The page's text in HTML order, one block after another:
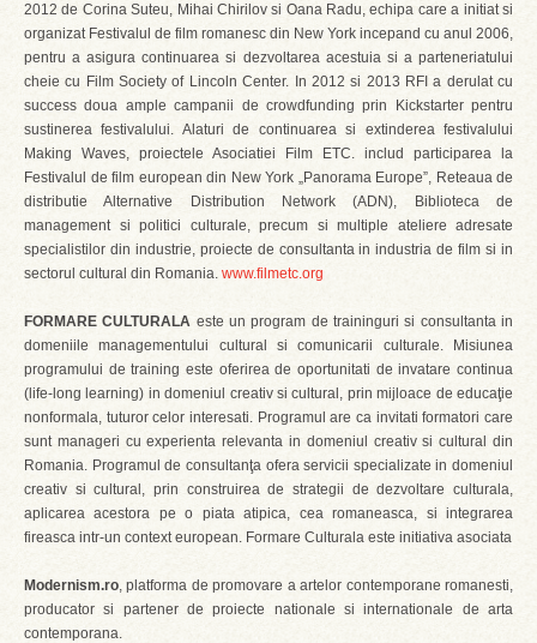
2012 de Corina Suteu, Mihai Chirilov si Oana Radu, echipa care a initiat si
organizat Festivalul de film romanesc din New York incepand cu anul 2006,
pentru a asigura continuarea si dezvoltarea acestuia si a parteneriatului
cheie cu Film Society of Lincoln Center. In 2012 si 2013 RFI a derulat cu
success doua ample campanii de crowdfunding prin Kickstarter pentru
sustinerea festivalului. Alaturi de continuarea si extinderea festivalului
Making Waves, proiectele Asociatiei Film ETC. includ participarea la
Festivalul de film european din New York „Panorama Europe”, Reteaua de
distributie Alternative Distribution Network (ADN), Biblioteca de
management si politici culturale, precum si multiple ateliere adresate
specialistilor din industrie, proiecte de consultanta in industria de film si in
sectorul cultural din Romania. www.filmetc.org
FORMARE CULTURALA este un program de traininguri si consultanta in
domeniile managementului cultural si comunicarii culturale. Misiunea
programului de training este oferirea de oportunitati de invatare continua
(life-long learning) in domeniul creativ si cultural, prin mijloace de educaţie
nonformala, tuturor celor interesati. Programul are ca invitati formatori care
sunt manageri cu experienta relevanta in domeniul creativ si cultural din
Romania. Programul de consultanţa ofera servicii specializate in domeniul
creativ si cultural, prin construirea de strategii de dezvoltare culturala,
aplicarea acestora pe o piata atipica, cea romaneasca, si integrarea
fireasca intr-un context european. Formare Culturala este initiativa asociata
Modernism.ro, platforma de promovare a artelor contemporane romanesti,
producator si partener de proiecte nationale si internationale de arta
contemporana.